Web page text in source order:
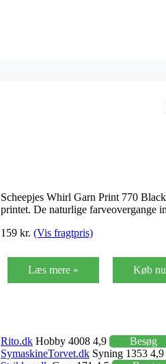
Scheepjes Whirl Garn Print 770
printet. De naturlige farveovergange
159 kr. (Vis fragtpris)
Læs mere » Køb
Rito.dk Hobby 4008 4,9
Besøg
SymaskineTorvet.dk Syning 1353 4,9